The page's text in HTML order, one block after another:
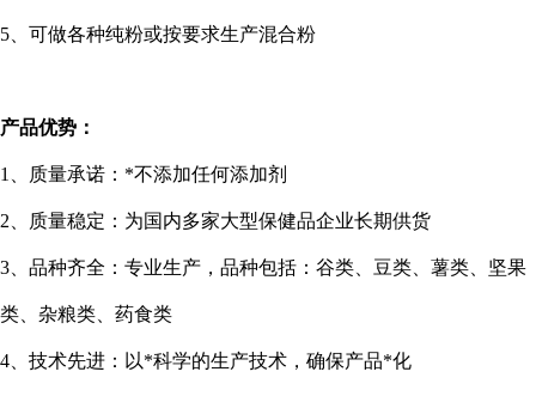
5 、可做各种纯粉或按要求生产混合粉
产品优势：
1 、质量承诺：*不添加任何添加剂
2 、质量稳定：为国内多家大型保健品企业长期供货
3 、品种齐全：专业生产，品种包括：谷类、豆类、薯类、坚果
类、杂粮类、药食类
4 、技术先进：以*科学的生产技术，确保产品*化